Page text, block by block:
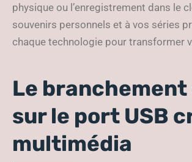
physique ou l’enregistrement dans le
souvenirs personnels et à vos séries
chaque technologie pour transformer
Le branchement
sur le port USB
multimédia